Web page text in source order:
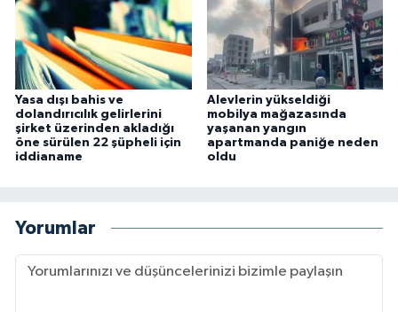
Yasa dışı bahis ve
dolandırıcılık gelirlerini
şirket üzerinden akladığı
öne sürülen 22 şüpheli için
iddianame
Alevlerin yükseldiği
mobilya mağazasında
yaşanan yangın
apartmanda paniğe neden
oldu
Yorumlar